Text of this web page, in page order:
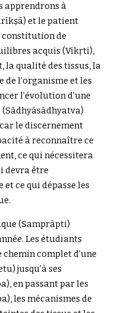
apprendrons à
et le patient
constitution de
acquis (Vikṛti),
la qualité des tissus, la
de l’organisme et les
l’évolution d’une
le discernement
à reconnaître ce
ce qui nécessitera
devra être
ce qui dépasse les
(Samprāpti)
Les étudiants
complet d’une
jusqu’à ses
en passant par les
les mécanismes de